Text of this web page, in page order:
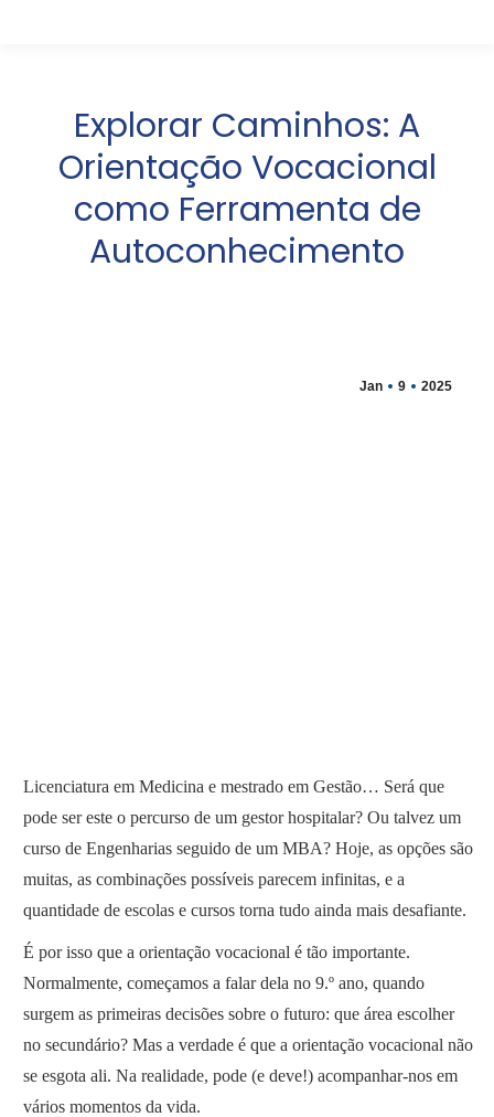
Explorar Caminhos: A
Orientação Vocacional
como Ferramenta de
Autoconhecimento
Jan 9 2025
Licenciatura em Medicina e mestrado em Gestão… Será que
pode ser este o percurso de um gestor hospitalar? Ou talvez um
curso de Engenharias seguido de um MBA? Hoje, as opções são
muitas, as combinações possíveis parecem infinitas, e a
quantidade de escolas e cursos torna tudo ainda mais desafiante.
É por isso que a orientação vocacional é tão importante.
Normalmente, começamos a falar dela no 9.º ano, quando
surgem as primeiras decisões sobre o futuro: que área escolher
no secundário? Mas a verdade é que a orientação vocacional não
se esgota ali. Na realidade, pode (e deve!) acompanhar-nos em
vários momentos da vida.